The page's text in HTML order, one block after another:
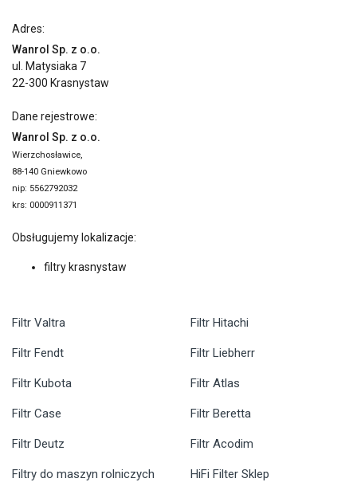
Adres:
Wanrol Sp. z o.o.
ul. Matysiaka 7
22-300 Krasnystaw
Dane rejestrowe:
Wanrol Sp. z o.o.
Wierzchosławice,
88-140 Gniewkowo
nip: 5562792032
krs: 0000911371
Obsługujemy lokalizacje:
filtry krasnystaw
Filtr Valtra
Filtr Fendt
Filtr Kubota
Filtr Case
Filtr Deutz
Filtr Hitachi
Filtr Liebherr
Filtr Atlas
Filtr Beretta
Filtr Acodim
Filtry do maszyn rolniczych HiFi Filter Sklep